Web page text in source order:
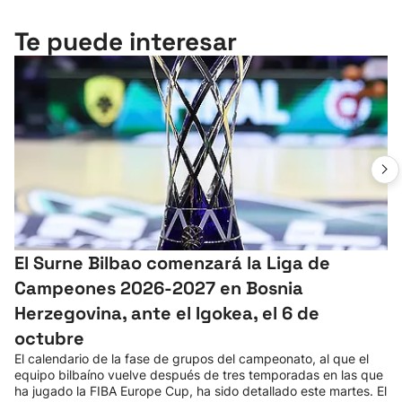
Te puede interesar
El Surne Bilbao comenzará la Liga de
Campeones 2026-2027 en Bosnia
Herzegovina, ante el Igokea, el 6 de
octubre
El calendario de la fase de grupos del campeonato, al que el
equipo bilbaíno vuelve después de tres temporadas en las que
ha jugado la FIBA Europe Cup, ha sido detallado este martes. El